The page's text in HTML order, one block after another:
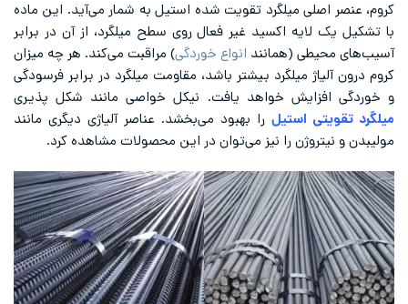
کروم، عنصر اصلی میلگرد تقویت شده استیل به شمار می‌آید. این ماده
با تشکیل یک لایه اکسید غیر فعال روی سطح میلگرد، از آن در برابر
آسیب‌های محیطی (همانند انواع خوردگی) مراقبت می‌کند. هر چه میزان
کروم درون آلیاژ میلگرد بیشتر باشد، مقاومت میلگرد در برابر فرسودگی
و خوردگی افزایش خواهد یافت. نیکل خواصی مانند شکل پذیری
میلگرد تقویتی استیل را بهبود می‌بخشد. عناصر آلیاژی دیگری مانند
مولیبدن و نیتروژن را نیز می‌توان در این محصولات مشاهده کرد.